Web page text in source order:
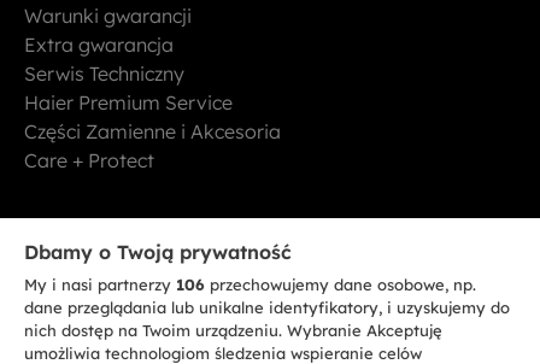
Warunki gwarancji
Extra gwarancja
Serwis Techniczny
Haier Premium Service
Części Zamienne i Akcesoria
Care + Protect
Bądź w kontakcie
ZAREJESTRUJ SIĘ TERAZ
Dbamy o Twoją prywatność
My i nasi partnerzy 106 przechowujemy dane osobowe, np.
dane przeglądania lub unikalne identyfikatory, i uzyskujemy do
nich dostęp na Twoim urządzeniu. Wybranie Akceptuję
umożliwia technologiom śledzenia wspieranie celów